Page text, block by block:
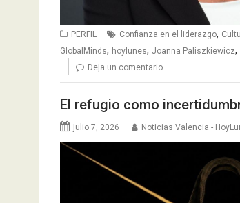
PERFIL Confianza en el liderazgo,
GlobalMinds, hoylunes, Joanna Paliszkiewicz,
Deja un comentario
El refugio como
julio 7, 2026 Noticias Valencia -